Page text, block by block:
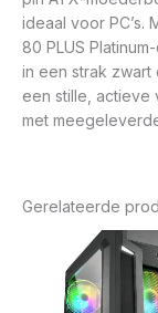
ideaal voor PC’s.
80 PLUS
in een strak
een stille, actieve
met
Gerelateerde